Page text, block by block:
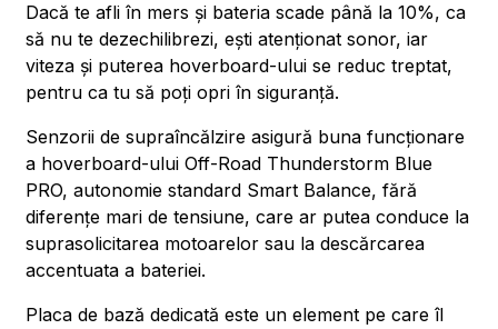
Dacă te afli în mers și bateria scade până la 10%, ca
să nu te dezechilibrezi, ești atenționat sonor, iar
viteza și puterea hoverboard-ului se reduc treptat,
pentru ca tu să poți opri în siguranță.
Senzorii de supraîncălzire asigură buna funcționare
a hoverboard-ului Off-Road Thunderstorm Blue
PRO, autonomie standard Smart Balance, fără
diferențe mari de tensiune, care ar putea conduce la
suprasolicitarea motoarelor sau la descărcarea
accentuata a bateriei.
Placa de bază dedicată este un element pe care îl